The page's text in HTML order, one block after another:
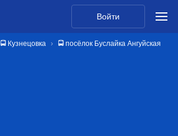
Войти
🚍 Кузнецовка 🚍 посёлок Буслайка Ангуйская